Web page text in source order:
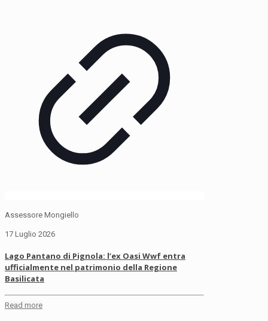
Assessore Mongiello
17 Luglio 2026
Lago Pantano di Pignola: l’ex Oasi Wwf entra
ufficialmente nel patrimonio della Regione
Basilicata
Read more